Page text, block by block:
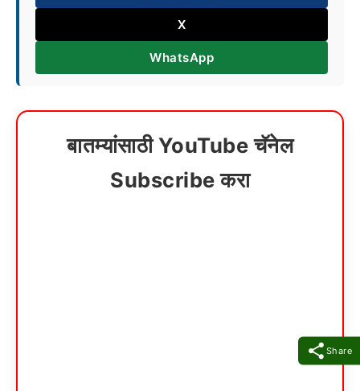
Share
X
WhatsApp
बातम्यांसाठी YouTube चॅनेल
Subscribe करा